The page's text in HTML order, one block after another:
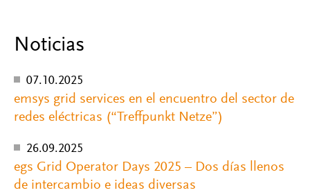
Noticias
07.10.2025
emsys grid services en el encuentro del sector de
redes eléctricas (“Treffpunkt Netze”)
26.09.2025
egs Grid Operator Days 2025 – Dos días llenos
de intercambio e ideas diversas